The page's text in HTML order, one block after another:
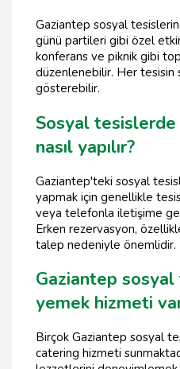
Gaziantep sosyal
günü partileri gibi özel
konferans ve piknik gibi
düzenlenebilir. Her tesisin
gösterebilir.
Sosyal
nasıl yapılır?
Gaziantep'teki sosyal
yapmak için genellikle
veya telefonla iletişime
Erken rezervasyon,
talep nedeniyle önemlidir.
Gaziantep
yemek hizmeti
Birçok Gaziantep sosyal
catering hizmeti